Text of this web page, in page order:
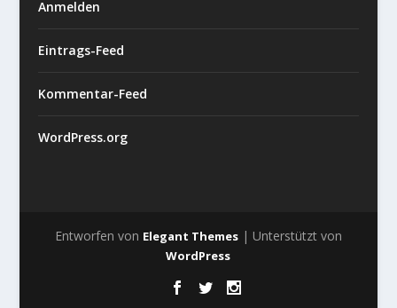
Anmelden
Eintrags-Feed
Kommentar-Feed
WordPress.org
Entworfen von Elegant Themes| Unterstützt von
WordPress